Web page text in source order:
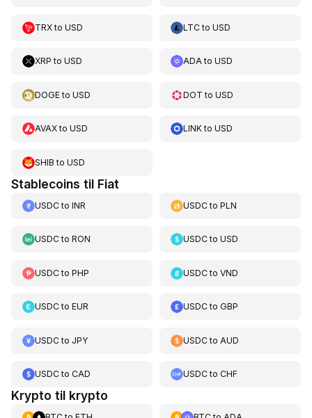
TRXto USD LTCtoUSD
XRP to USD ADAtoUSD
DOGEto USD DOT toUSD
AVAXto USD LINKtoUSD
SHIB to USD
Stablecoins til Fiat
USDCto INR USDCtoPLN
USDCto RON USDCtoUSD
USDCto PHP USDCtoVND
USDCto EUR USDCtoGBP
USDCto JPY USDCto AUD
USDCto CAD USDCtoCHF
Krypto til krypto